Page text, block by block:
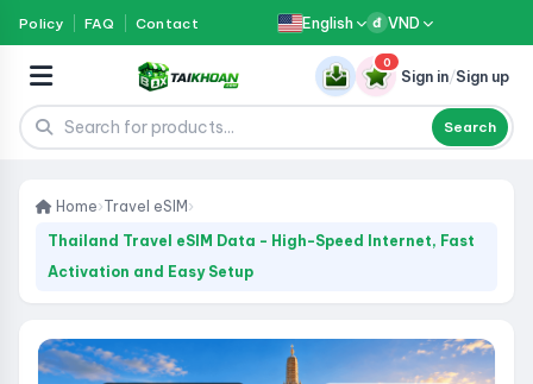
Policy FAQ Contact English đ VND
Search
0
Sign in/Sign up
Home›Travel eSIM ›
Thailand Travel eSIM Data - High-Speed Internet, Fast
Activation and Easy Setup